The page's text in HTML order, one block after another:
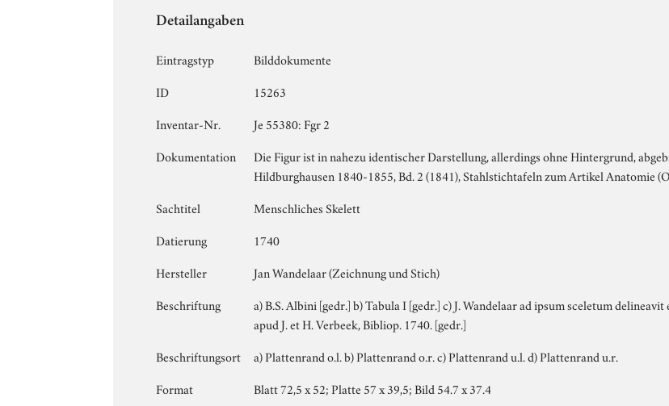
Detailangaben
Eintragstyp
Bilddokumente
ID
15263
Inventar-Nr.
Je 55380: Fgr 2
Dokumentation
Die Figur ist in nahezu identischer Darstellung, allerdings ohne Hintergrund,
Hildburghausen 1840-1855, Bd. 2 (1841), Stahlstichtafeln zum Artikel Anatomie
Sachtitel
Menschliches Skelett
Datierung
1740
Hersteller
Jan Wandelaar (Zeichnung und Stich)
Beschriftung
a) B.S. Albini [gedr.] b) Tabula I [gedr.] c) J. Wandelaar ad ipsum sceletum
apud J. et H. Verbeek, Bibliop. 1740. [gedr.]
Beschriftungsort
a) Plattenrand o.l. b) Plattenrand o.r. c) Plattenrand u.l. d) Plattenrand u.r.
Format
Blatt 72,5 x 52; Platte 57 x 39,5; Bild 54.7 x 37.4